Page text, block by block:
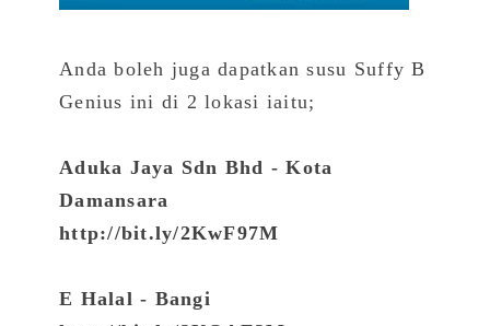
Anda boleh juga dapatkan susu Suffy B
Genius ini di 2 lokasi iaitu;
Aduka Jaya Sdn Bhd - Kota
Damansara
http://bit.ly/2KwF97M
E Halal - Bangi